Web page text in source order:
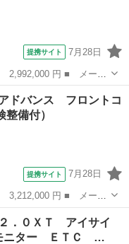
提携サイト 7月28日
■ グレード名： アド
排気量： 2000cc ■...
ドバンス フロントコ
備付）
提携サイト 7月28日
■ グレード名： アド
量： 2000cc ■ ドア...
．０ＸＴ アイサイ
ニター ＥＴＣ …